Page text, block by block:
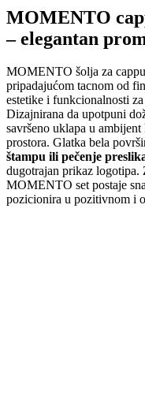
MOMENTO
– elegantan
MOMENTO šolja za
pripadajućom tacnom od
estetike i funkcionalnosti
Dizajnirana da upotpuni
savršeno uklapa u
prostora. Glatka bela
štampu ili pečenje
dugotrajan prikaz
MOMENTO set postaje
pozicionira u pozitivnom i